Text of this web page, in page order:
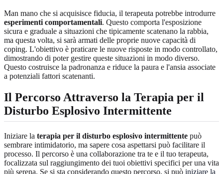
Man mano che si acquisisce fiducia, il terapeuta potrebbe introdurre
esperimenti comportamentali. Questo comporta l'esposizione
sicura e graduale a situazioni che tipicamente scatenano la rabbia,
ma questa volta, si sarà armati delle proprie nuove capacità di
coping. L'obiettivo è praticare le nuove risposte in modo controllato,
dimostrando di poter gestire queste situazioni in modo diverso.
Questo costruisce la padronanza e riduce la paura e l'ansia associate
a potenziali fattori scatenanti.
Il Percorso Attraverso la Terapia per il
Disturbo Esplosivo Intermittente
Iniziare la terapia per il disturbo esplosivo intermittente può
sembrare intimidatorio, ma sapere cosa aspettarsi può facilitare il
processo. Il percorso è una collaborazione tra te e il tuo terapeuta,
focalizzata sul raggiungimento dei tuoi obiettivi specifici per una vita
più serena. Se si sta considerando questo percorso, si può iniziare la